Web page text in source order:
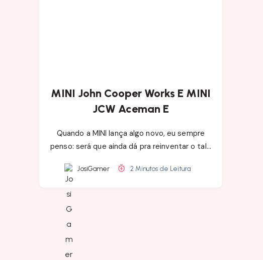
MINI John Cooper Works E MINI
JCW Aceman E
Quando a MINI lança algo novo, eu sempre
penso: será que ainda dá pra reinventar o tal…
JosiGamer 2 Minutos de Leitura